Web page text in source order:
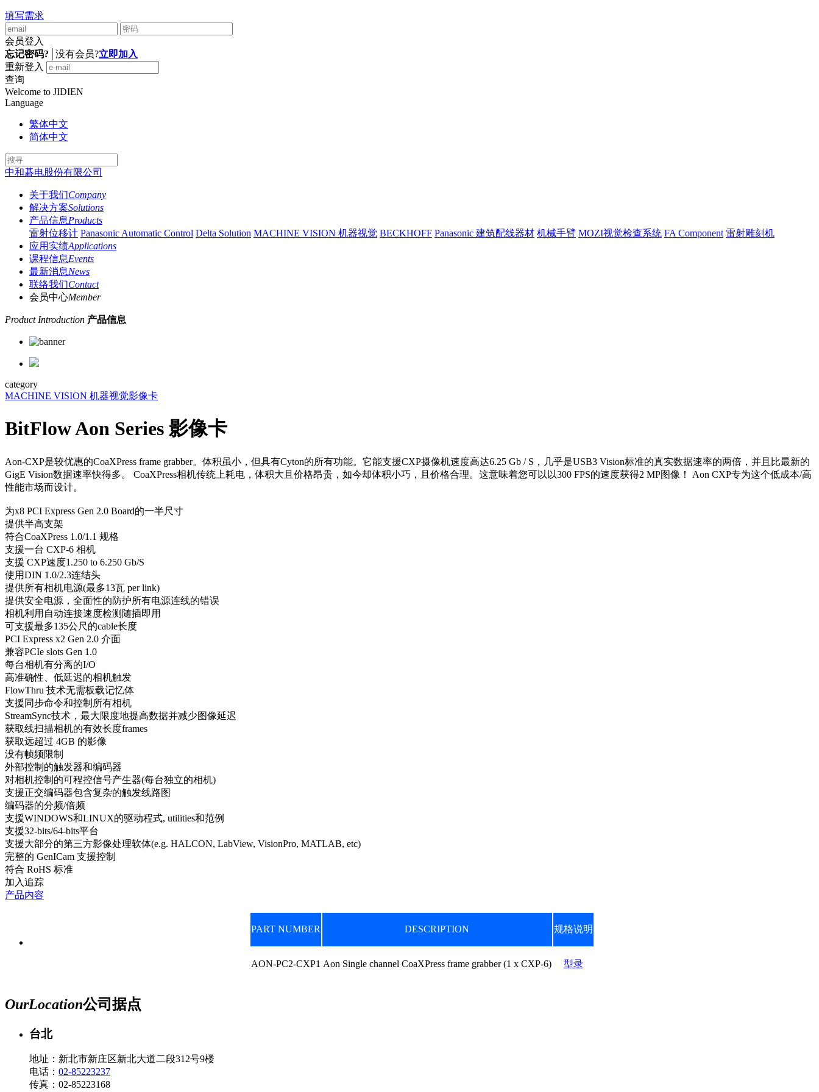
填写需求
会员登入
忘记密码?
没有会员?立即加入
重新登入
查询
Welcome to JIDIEN
Language
繁体中文
简体中文
中和碁电股份有限公司
关于我们Company
解决方案Solutions
产品信息Products
雷射位移计 Panasonic Automatic Control Delta Solution MACHINE VISION 机器视觉 BECKHOFF Panasonic 建筑配线器材 机械手臂 MOZI视觉检查系统 FA Component 雷射雕刻机
应用实绩Applications
课程信息Events
最新消息News
联络我们Contact
会员中心Member
Product Introduction 产品信息
category
MACHINE VISION 机器视觉影像卡
BitFlow Aon Series 影像卡
Aon-CXP是较优惠的CoaXPress frame grabber。体积虽小，但具有Cyton的所有功能。它能支援CXP摄像机速度高达6.25 Gb / S，几乎是USB3 Vision标准的真实数据速率的两倍，并且比最新的
GigE Vision数据速率快得多。 CoaXPress相机传统上耗电，体积大且价格昂贵，如今却体积小巧，且价格合理。这意味着您可以以300 FPS的速度获得2 MP图像！ Aon CXP专为这个低成本/高
性能市场而设计。
为x8 PCI Express Gen 2.0 Board的一半尺寸
提供半高支架
符合CoaXPress 1.0/1.1 规格
支援一台 CXP-6 相机
支援 CXP速度1.250 to 6.250 Gb/S
使用DIN 1.0/2.3连结头
提供所有相机电源(最多13瓦 per link)
提供安全电源，全面性的防护所有电源连线的错误
相机利用自动连接速度检测随插即用
可支援最多135公尺的cable长度
PCI Express x2 Gen 2.0 介面
兼容PCIe slots Gen 1.0
每台相机有分离的I/O
高准确性、低延迟的相机触发
FlowThru 技术无需板载记忆体
支援同步命令和控制所有相机
StreamSync技术，最大限度地提高数据并减少图像延迟
获取线扫描相机的有效长度frames
获取远超过 4GB 的影像
没有帧频限制
外部控制的触发器和编码器
对相机控制的可程控信号产生器(每台独立的相机)
支援正交编码器包含复杂的触发线路图
编码器的分频/倍频
支援WINDOWS和LINUX的驱动程式, utilities和范例
支援32-bits/64-bits平台
支援大部分的第三方影像处理软体(e.g. HALCON, LabView, VisionPro, MATLAB, etc)
完整的 GenICam 支援控制
符合 RoHS 标准
加入追踪
产品内容
PART NUMBER DESCRIPTION 规格说明
AON-PC2-CXP1 Aon Single channel CoaXPress frame grabber (1 x CXP-6) 型录
OurLocation公司据点
台北
地址：新北市新庄区新北大道二段312号9楼
电话： 02-85223237
传真：02-85223168